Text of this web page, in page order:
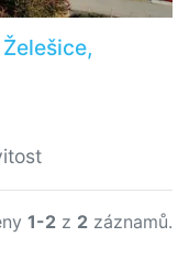
1-2 z 2 záznamů.